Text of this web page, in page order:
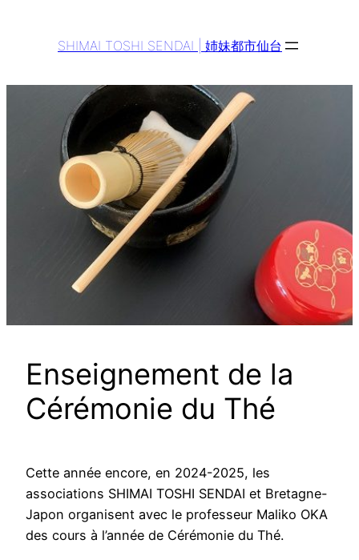
SHIMAI TOSHI SENDAI | 姉妹都市仙台
Enseignement de la
Cérémonie du Thé
Cette année encore, en 2024-2025, les
associations SHIMAI TOSHI SENDAI et Bretagne-
Japon organisent avec le professeur Maliko OKA
des cours à l’année de Cérémonie du Thé.